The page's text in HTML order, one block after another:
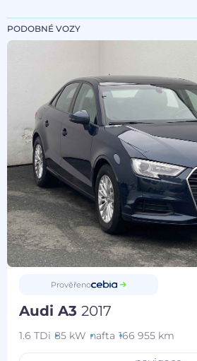
PODOBNÉ VOZY
Prověřeno
Audi A32017
1.6 TDi 85 kW nafta 166 955 km